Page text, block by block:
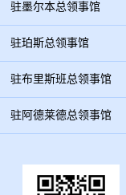
驻墨尔本总领事馆
驻珀斯总领事馆
驻布里斯班总领事馆
驻阿德莱德总领事馆